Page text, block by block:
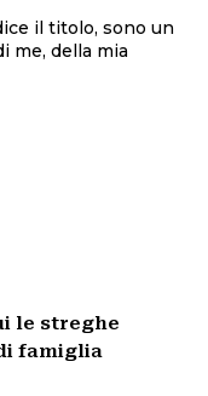
il titolo, sono un
me, della mia
le streghe
famiglia